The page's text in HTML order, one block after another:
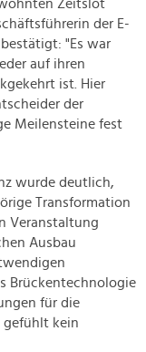
Zeitslot
der E-
"Es war
auf ihren
ist. Hier
der
Meilensteine fest
wurde deutlich,
Transformation
Veranstaltung
Ausbau
Brückentechnologie
für die
gefühlt kein